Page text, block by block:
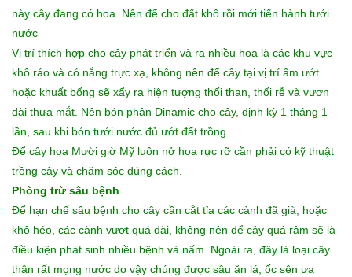
này cây đang có hoa. Nên để cho đất khô rồi mới tiến hành tưới
nước
Vị trí thích hợp cho cây phát triển và ra nhiều hoa là các khu vực
khô ráo và có nắng trực xạ, không nên để cây tại vị trí ẩm ướt
hoặc khuất bống sẽ xẩy ra hiện tượng thối than, thối rễ và vươn
dài thưa mắt. Nên bón phân Dinamic cho cây, định kỳ 1 tháng 1
lần, sau khi bón tưới nước đủ ướt đất trồng.
Để cây hoa Mười giờ Mỹ luôn nở hoa rực rỡ cần phải có kỹ thuật
trồng cây và chăm sóc đúng cách.
Phòng trừ sâu bệnh
Để hạn chế sâu bệnh cho cây cần cắt tỉa các cành đã già, hoặc
khô héo, các cành vượt quá dài, không nên để cây quá rậm sẽ là
điều kiện phát sinh nhiều bệnh và nấm. Ngoài ra, đây là loại cây
thân rất mọng nước do vậy chúng được sâu ăn lá, ốc sên ưa